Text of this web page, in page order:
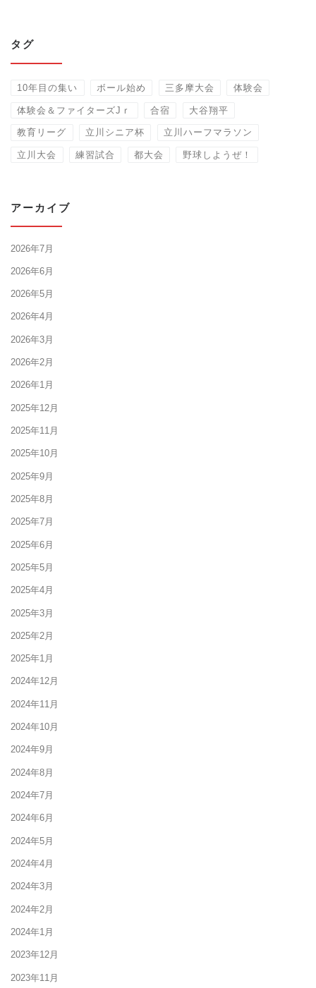
タグ
10年目の集い ボール始め 三多摩大会 体験会
体験会＆ファイターズJｒ 合宿 大谷翔平
教育リーグ 立川シニア杯 立川ハーフマラソン
立川大会 練習試合 都大会 野球しようぜ！
アーカイブ
2026年7月
2026年6月
2026年5月
2026年4月
2026年3月
2026年2月
2026年1月
2025年12月
2025年11月
2025年10月
2025年9月
2025年8月
2025年7月
2025年6月
2025年5月
2025年4月
2025年3月
2025年2月
2025年1月
2024年12月
2024年11月
2024年10月
2024年9月
2024年8月
2024年7月
2024年6月
2024年5月
2024年4月
2024年3月
2024年2月
2024年1月
2023年12月
2023年11月